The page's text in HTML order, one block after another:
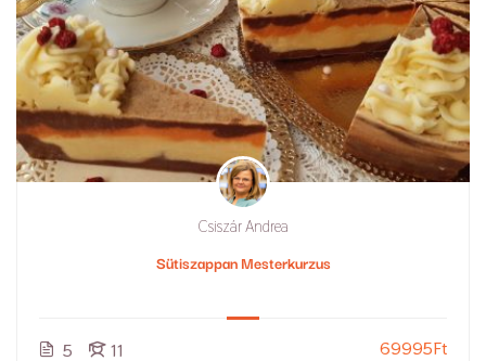
Csiszár Andrea
Sütiszappan Mesterkurzus
5 11 69995Ft